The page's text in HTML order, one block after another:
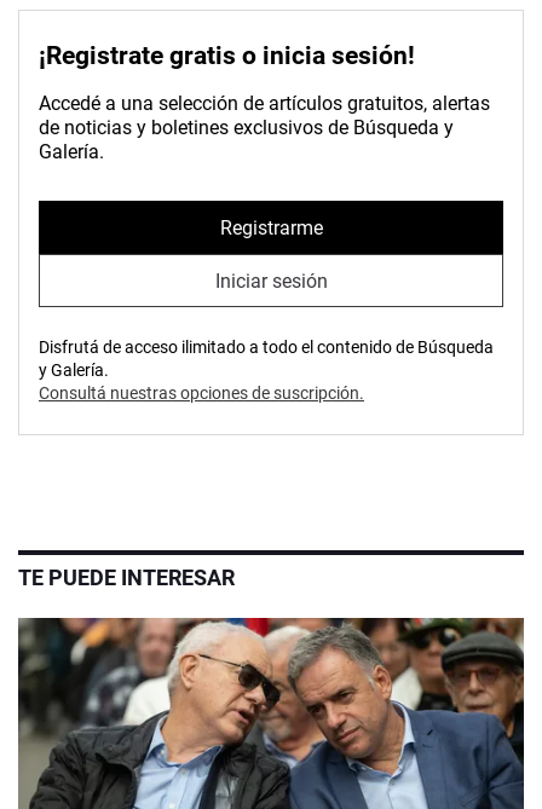
¡Registrate gratis o inicia sesión!
Accedé a una selección de artículos gratuitos, alertas
de noticias y boletines exclusivos de Búsqueda y
Galería.
Registrarme
Iniciar sesión
Disfrutá de acceso ilimitado a todo el contenido de Búsqueda
y Galería.
Consultá nuestras opciones de suscripción.
TE PUEDE INTERESAR